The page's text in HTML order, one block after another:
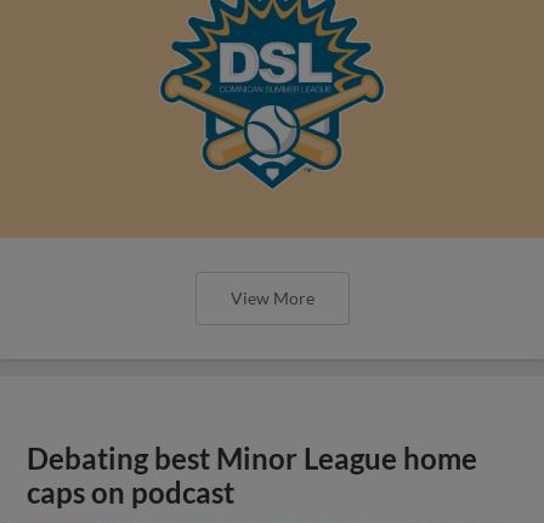
View More
Debating best Minor League home
caps on podcast